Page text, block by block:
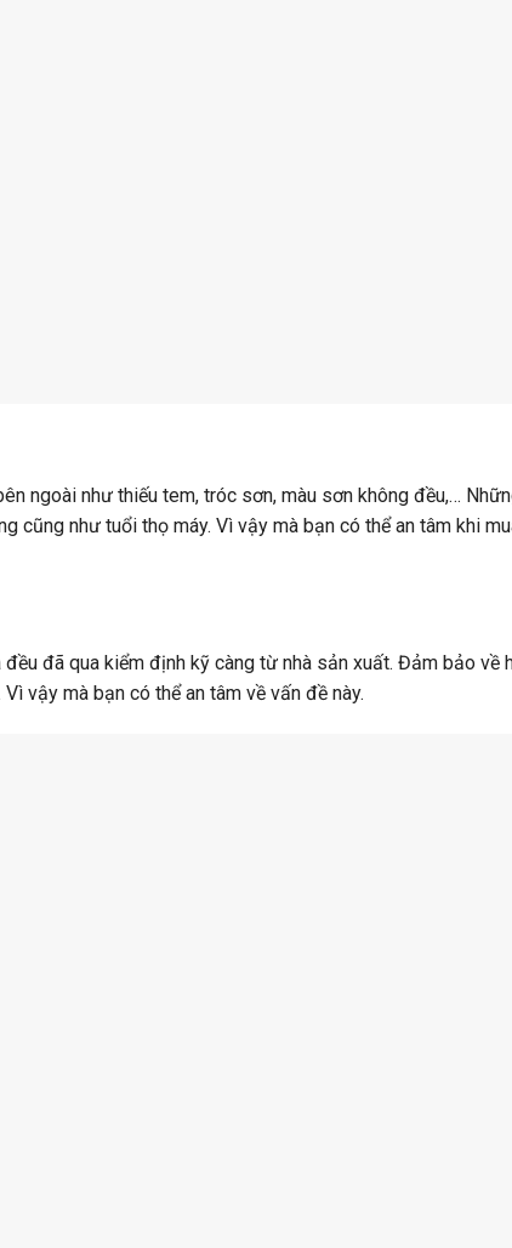
ngoài như thiếu tem, tróc sơn, màu sơn không đều,…
cũng như tuổi thọ máy. Vì vậy mà bạn có thể an tâm khi
đã qua kiểm định kỹ càng từ nhà sản xuất. Đảm bảo về
vậy mà bạn có thể an tâm về vấn đề này.